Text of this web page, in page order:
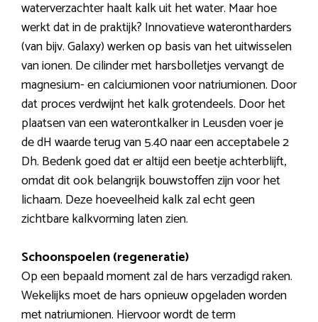
waterverzachter haalt kalk uit het water. Maar hoe
werkt dat in de praktijk? Innovatieve waterontharders
(van bijv. Galaxy) werken op basis van het uitwisselen
van ionen. De cilinder met harsbolletjes vervangt de
magnesium- en calciumionen voor natriumionen. Door
dat proces verdwijnt het kalk grotendeels. Door het
plaatsen van een waterontkalker in Leusden voer je
de dH waarde terug van 5.40 naar een acceptabele 2
Dh. Bedenk goed dat er altijd een beetje achterblijft,
omdat dit ook belangrijk bouwstoffen zijn voor het
lichaam. Deze hoeveelheid kalk zal echt geen
zichtbare kalkvorming laten zien.
Schoonspoelen (regeneratie)
Op een bepaald moment zal de hars verzadigd raken.
Wekelijks moet de hars opnieuw opgeladen worden
met natriumionen. Hiervoor wordt de term